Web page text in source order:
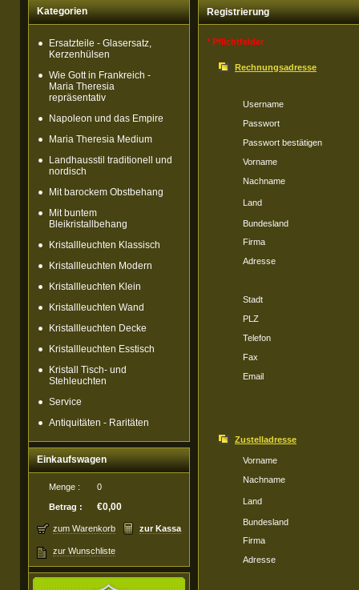
Kategorien
Ersatzteile - Glasersatz,
Kerzenhülsen
Wie Gott in Frankreich -
Maria Theresia
repräsentativ
Napoleon und das Empire
Maria Theresia Medium
Landhausstil traditionell und
nordisch
Mit barockem Obstbehang
Mit buntem
Bleikristallbehang
Kristallleuchten Klassisch
Kristallleuchten Modern
Kristallleuchten Klein
Kristallleuchten Wand
Kristallleuchten Decke
Kristallleuchten Esstisch
Kristall Tisch- und
Stehleuchten
Service
Antiquitäten - Raritäten
Einkaufswagen
Menge : 0
Betrag : €0,00
zum Warenkorb zur Kassa
zur Wunschliste
Registrierung
* Pflichtfelder
Rechnungsadresse
Username
Passwort
Passwort bestätigen
Vorname
Nachname
Land
Bundesland
Firma
Adresse
Stadt
PLZ
Telefon
Fax
Email
Zustelladresse
Vorname
Nachname
Land
Bundesland
Firma
Adresse